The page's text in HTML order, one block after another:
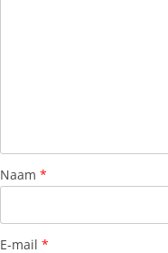
Naam *
E-mail *